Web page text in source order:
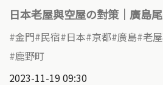
日本老屋與空屋の對策｜廣島
金門 民宿 日本 京都 廣島 老
鹿野町
2023-11-19 09:30